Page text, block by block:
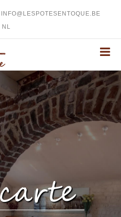
INFO@LESPOTESENTOQUE.BE
NL